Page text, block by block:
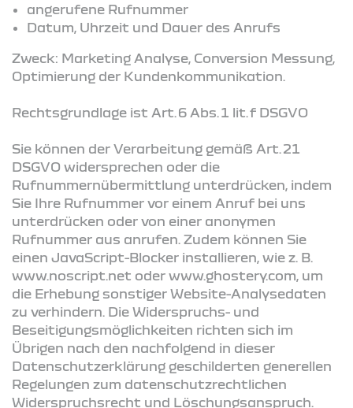
angerufene Rufnummer
Datum, Uhrzeit und Dauer des Anrufs
Zweck: Marketing Analyse, Conversion Messung,
Optimierung der Kundenkommunikation.
Rechtsgrundlage ist Art. 6 Abs. 1 lit. f DSGVO
Sie können der Verarbeitung gemäß Art. 21
DSGVO widersprechen oder die
Rufnummernübermittlung unterdrücken, indem
Sie Ihre Rufnummer vor einem Anruf bei uns
unterdrücken oder von einer anonymen
Rufnummer aus anrufen. Zudem können Sie
einen JavaScript-Blocker installieren, wie z. B.
www.noscript.net oder www.ghostery.com, um
die Erhebung sonstiger Website-Analysedaten
zu verhindern. Die Widerspruchs- und
Beseitigungsmöglichkeiten richten sich im
Übrigen nach den nachfolgend in dieser
Datenschutzerklärung geschilderten generellen
Regelungen zum datenschutzrechtlichen
Widerspruchsrecht und Löschungsanspruch.